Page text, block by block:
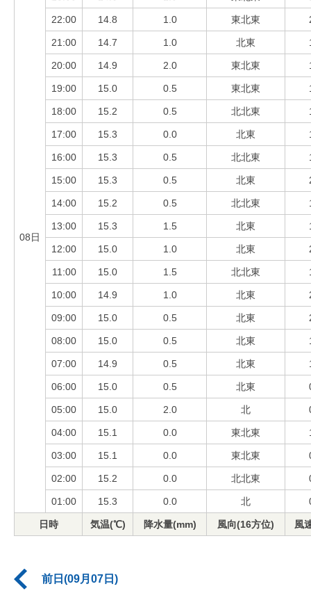
08日
22:00 14.8 1.0 東北東
21:00 14.7 1.0 北東
20:00 14.9 2.0 東北東
19:00 15.0 0.5 東北東
18:00 15.2 0.5 北北東
17:00 15.3 0.0 北東
16:00 15.3 0.5 北北東
15:00 15.3 0.5 北東
14:00 15.2 0.5 北北東
13:00 15.3 1.5 北東
12:00 15.0 1.0 北東
11:00 15.0 1.5 北北東
10:00 14.9 1.0 北東
09:00 15.0 0.5 北東
08:00 15.0 0.5 北東
07:00 14.9 0.5 北東
06:00 15.0 0.5 北東
05:00 15.0 2.0 北
04:00 15.1 0.0 東北東
03:00 15.1 0.0 東北東
02:00 15.2 0.0 北北東
01:00 15.3 0.0 北
日時 気温(℃) 降水量(mm) 風向(16方位) 風
前日(09月07日)